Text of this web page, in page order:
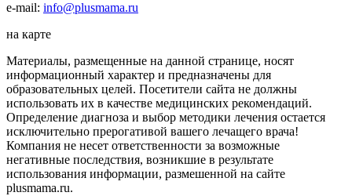
e-mail: info@plusmama.ru
на карте
Материалы, размещенные на данной странице, носят
информационный характер и предназначены для
образовательных целей. Посетители сайта не должны
использовать их в качестве медицинских рекомендаций.
Определение диагноза и выбор методики лечения остается
исключительно прерогативой вашего лечащего врача!
Компания не несет ответственности за возможные
негативные последствия, возникшие в результате
использования информации, размешенной на сайте
plusmama.ru.